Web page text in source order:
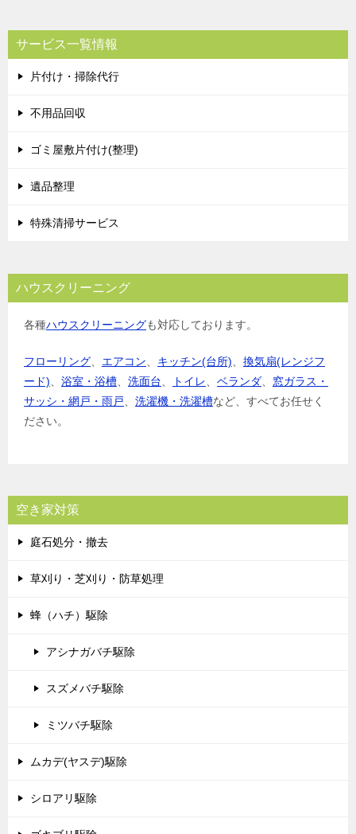
サービス一覧情報
片付け・掃除代行
不用品回収
ゴミ屋敷片付け(整理)
遺品整理
特殊清掃サービス
ハウスクリーニング
各種ハウスクリーニングも対応しております。
フローリング エアコン キッチン(台所)
換気扇(レンジフ
ード)
浴室・浴槽 洗面台 トイレ ベランダ
窓ガラス・
サッシ・網戸・雨戸
洗濯機・洗濯槽など、すべてお任せく
ださい。
空き家対策
庭石処分・撤去
草刈り・芝刈り・防草処理
蜂（ハチ）駆除
アシナガバチ駆除
スズメバチ駆除
ミツバチ駆除
ムカデ(ヤスデ)駆除
シロアリ駆除